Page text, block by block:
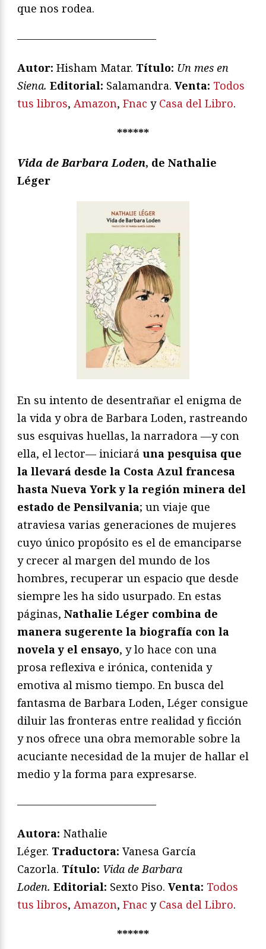
que nos rodea.
—————————————
Autor: Hisham Matar. Título: Un mes en
Siena. Editorial: Salamandra. Venta: Todos
tus libros, Amazon, Fnac y Casa del Libro.
******
Vida de Barbara Loden, de Nathalie
Léger
En su intento de desentrañar el enigma de
la vida y obra de Barbara Loden, rastreando
sus esquivas huellas, la narradora —y con
ella, el lector— iniciará una pesquisa que
la llevará desde la Costa Azul francesa
hasta Nueva York y la región minera del
estado de Pensilvania; un viaje que
atraviesa varias generaciones de mujeres
cuyo único propósito es el de emanciparse
y crecer al margen del mundo de los
hombres, recuperar un espacio que desde
siempre les ha sido usurpado. En estas
páginas, Nathalie Léger combina de
manera sugerente la biografía con la
novela y el ensayo, y lo hace con una
prosa reflexiva e irónica, contenida y
emotiva al mismo tiempo. En busca del
fantasma de Barbara Loden, Léger consigue
diluir las fronteras entre realidad y ficción
y nos ofrece una obra memorable sobre la
acuciante necesidad de la mujer de hallar el
medio y la forma para expresarse.
—————————————
Autora: Nathalie
Léger. Traductora: Vanesa García
Cazorla. Título: Vida de Barbara
Loden. Editorial: Sexto Piso. Venta: Todos
tus libros, Amazon, Fnac y Casa del Libro.
******